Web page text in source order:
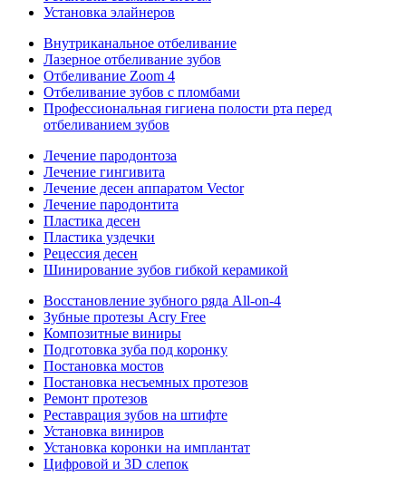
Установка элайнеров
Внутриканальное отбеливание
Лазерное отбеливание зубов
Отбеливание Zoom 4
Отбеливание зубов с пломбами
Профессиональная гигиена полости рта перед
отбеливанием зубов
Лечение пародонтоза
Лечение гингивита
Лечение десен аппаратом Vector
Лечение пародонтита
Пластика десен
Пластика уздечки
Рецессия десен
Шинирование зубов гибкой керамикой
Восстановление зубного ряда All‑on‑4
Зубные протезы Acry Free
Композитные виниры
Подготовка зуба под коронку
Постановка мостов
Постановка несъемных протезов
Ремонт протезов
Реставрация зубов на штифте
Установка виниров
Установка коронки на имплантат
Цифровой и 3D слепок